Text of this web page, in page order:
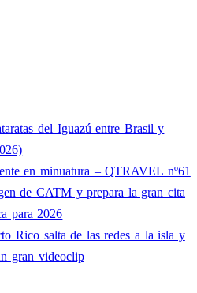
del Iguazú entre Brasil y
en minuatura – QTRAVEL nº61
de CATM y prepara la gran cita
para 2026
Rico salta de las redes a la isla y
gran videoclip